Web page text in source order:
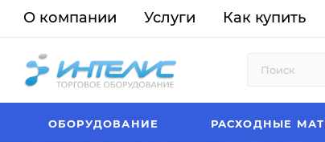
О компании Услуги Как купить
ОБОРУДОВАНИЕ РАСХОДНЫЕ